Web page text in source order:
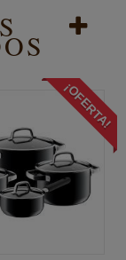
¡OFERTA!